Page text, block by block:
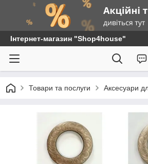
Інтернет-магазин "Shop4house"
Товари та послуги Аксесуари